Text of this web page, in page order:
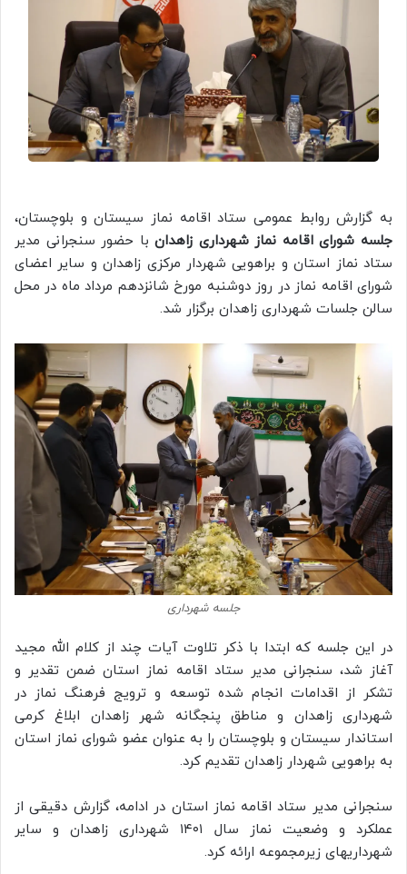
به گزارش روابط عمومی ستاد اقامه نماز سیستان و بلوچستان،
جلسه شورای اقامه نماز شهرداری زاهدانبا حضور سنجرانی مدیر
ستاد نماز استان و براهویی شهردار مرکزی زاهدان و سایر اعضای
شورای اقامه نماز در روز دوشنبه مورخ شانزدهم مرداد ماه در محل
سالن جلسات شهرداری زاهدان برگزار شد.
جلسه شهرداری
در این جلسه که ابتدا با ذکر تلاوت آیات چند از کلام الله مجید
آغاز شد، سنجرانی مدیر ستاد اقامه نماز استان ضمن تقدیر و
تشکر از اقدامات انجام شده توسعه و ترویج فرهنگ نماز در
شهرداری زاهدان و مناطق پنجگانه شهر زاهدان ابلاغ کرمی
استاندار سیستان و بلوچستان را به عنوان عضو شورای نماز استان
به براهویی شهردار زاهدان تقدیم کرد.
سنجرانی مدیر ستاد اقامه نماز استان در ادامه، گزارش دقیقی از
عملکرد و وضعیت نماز سال ۱۴۰۱ شهرداری‌ زاهدان و سایر
شهرداریهای زیرمجموعه ارائه کرد.